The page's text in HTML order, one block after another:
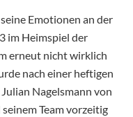
Emotionen an der
im Heimspiel der
erneut nicht wirklich
nach einer heftigen
Nagelsmann von
Team vorzeitig